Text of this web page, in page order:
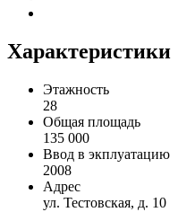
Характеристики
Этажность
28
Общая площадь
135 000
Ввод в экплуатацию
2008
Адрес
ул. Тестовская, д. 10